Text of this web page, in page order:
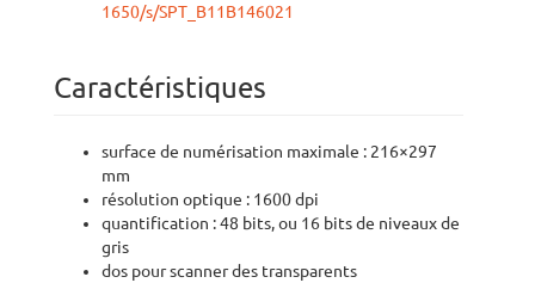
1650/s/SPT_B11B146021
Caractéristiques
surface de numérisation maximale : 216×297
mm
résolution optique : 1600 dpi
quantification : 48 bits, ou 16 bits de niveaux de
gris
dos pour scanner des transparents